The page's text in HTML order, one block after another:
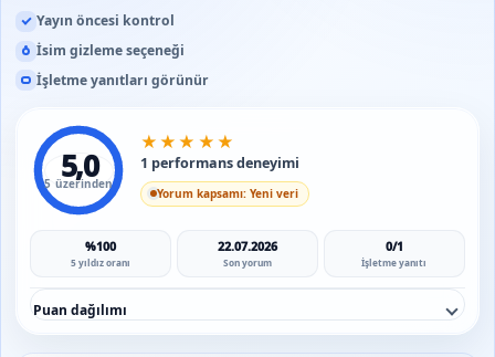
Yayın öncesi kontrol
İsim gizleme seçeneği
İşletme yanıtları görünür
5,0
5 üzerinden
★ ★ ★ ★ ★
1 performans deneyimi
Yorum kapsamı: Yeni veri
%100
5 yıldız oranı
22.07.2026
Son yorum
0/1
İşletme yanıtı
Puan dağılımı